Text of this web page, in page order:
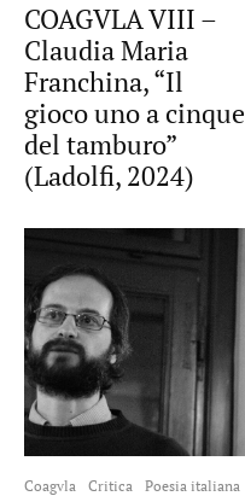
COAGVLA VIII –
Claudia Maria
Franchina, “Il
gioco uno a cinque
del tamburo”
(Ladolfi, 2024)
Coagvla Critica Poesia italiana